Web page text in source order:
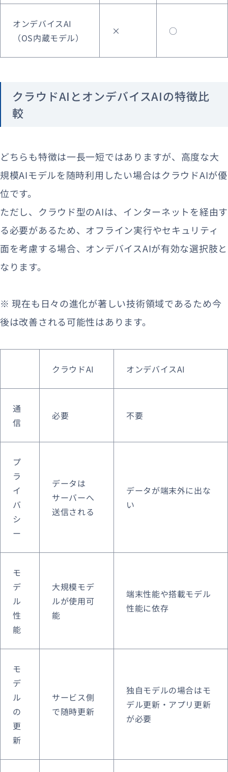
オンデバイスAI
（OS内蔵モデル）
× ○
クラウドAIとオンデバイスAIの特徴比
較
どちらも特徴は一長一短ではありますが、 高度な大
規模AIモデルを随時利用したい場合はクラウドAIが優
位です。
ただし、クラウド型のAIは、インターネットを経由す
る必要があるため、オフライン実行やセキュリティ
面を考慮する場合、オンデバイスAIが有効な選択肢と
なります。
※ 現在も日々の進化が著しい技術領域であるため今
後は改善される可能性はあります。
クラウドAI オンデバイスAI
通
信
必要 不要
プ
ラ
イ
バ
シ
ー
データは
サーバーへ
送信される
データが端末外に出な
い
モ
デ
ル
性
能
大規模モデ
ルが使用可
能
端末性能や搭載モデル
性能に依存
モ
デ
ル
の
更
新
サービス側
で随時更新
独自モデルの場合はモ
デル更新・アプリ更新
が必要